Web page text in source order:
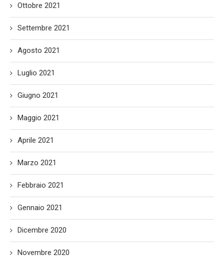
Ottobre 2021
Settembre 2021
Agosto 2021
Luglio 2021
Giugno 2021
Maggio 2021
Aprile 2021
Marzo 2021
Febbraio 2021
Gennaio 2021
Dicembre 2020
Novembre 2020